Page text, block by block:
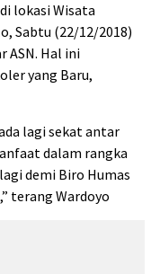
lokasi Wisata
Sabtu (22/12/2018)
ASN. Hal ini
yang Baru,
lagi sekat antar
dalam rangka
demi Biro Humas
terang Wardoyo